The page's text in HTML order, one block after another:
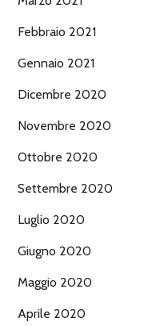
Febbraio 2021
Gennaio 2021
Dicembre 2020
Novembre 2020
Ottobre 2020
Settembre 2020
Luglio 2020
Giugno 2020
Maggio 2020
Aprile 2020